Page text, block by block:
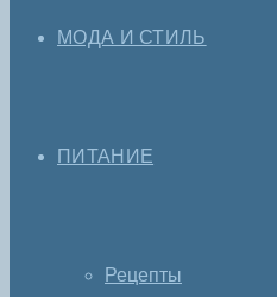
МОДА И СТИЛЬ
ПИТАНИЕ
Рецепты